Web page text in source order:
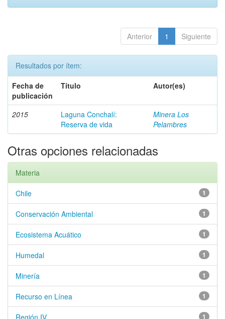
Anterior 1 Siguiente
Resultados por ítem:
Fecha de
publicación
Título Autor(es)
2015
Laguna Conchalí:
Reserva de vida
Minera Los
Pelambres
Otras opciones relacionadas
Materia
1
Chile
1
Conservación Ambiental
1
Ecosistema Acuático
1
Humedal
1
Minería
1
Recurso en Línea
1
Región IV